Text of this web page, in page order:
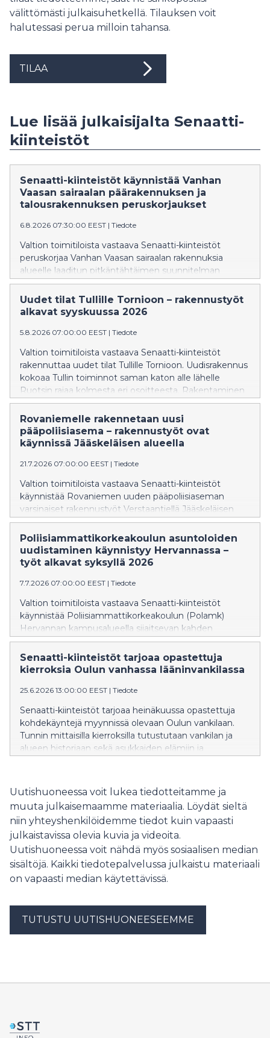
välittömästi julkaisuhetkellä. Tilauksen voit
halutessasi perua milloin tahansa.
TILAA
Lue lisää julkaisijalta Senaatti-
kiinteistöt
Senaatti-kiinteistöt käynnistää Vanhan
Vaasan sairaalan päärakennuksen ja
talousrakennuksen peruskorjaukset
6.8.2026 07:30:00 EEST | Tiedote
Valtion toimitiloista vastaava Senaatti-kiinteistöt
peruskorjaa Vanhan Vaasan sairaalan rakennuksia
alueelle laaditun pitkäntähtäimen suunnitelman
mukaisesti. Nyt on vuorossa päärakennuksen ja
talousrakennuksen peruskorjaukset, jotka käynnistyvät
elokuussa 2026 ja valmistuvat vuoden 2028
Uudet tilat Tullille Tornioon – rakennustyöt
alkavat syyskuussa 2026
5.8.2026 07:00:00 EEST | Tiedote
Valtion toimitiloista vastaava Senaatti-kiinteistöt
rakennuttaa uudet tilat Tullille Tornioon. Uudisrakennus
kokoaa Tullin toiminnot saman katon alle lähelle
Ruotsin rajaa kolmesta eri osoitteesta. Rakentaminen
alkaa alustavan aikataulun mukaan syyskuussa 2026, ja
työt valmistuvat arviolta loppukeväällä 2028.
Rovaniemelle rakennetaan uusi
pääpoliisiasema – rakennustyöt ovat
käynnissä Jääskeläisen alueella
21.7.2026 07:00:00 EEST | Tiedote
Valtion toimitiloista vastaava Senaatti-kiinteistöt
käynnistää Rovaniemen uuden pääpoliisiaseman
varsinaiset rakennustyöt Verstaantiellä Jääskeläisen
alueella Rovaniemellä. Rakennustöiden arvioidaan
valmistuvan syksyllä 2028, minkä jälkeen tilat
kalustetaan ja otetaan käyttöön alkuvuonna 2029.
Poliisiammattikorkeakoulun asuntoloiden
uudistaminen käynnistyy Hervannassa –
työt alkavat syksyllä 2026
7.7.2026 07:00:00 EEST | Tiedote
Valtion toimitiloista vastaava Senaatti-kiinteistöt
käynnistää Poliisiammattikorkeakoulun (Polamk)
Hervannan kampusalueella sijaitsevan kahden
asuntolarakennuksen peruskorjaukset syksyllä 2026.
Alkava peruskorjaus on ensimmäinen vaihe
laajemmassa asuntolatoiminnan uudistamisessa, jolla
majoitustilat poliisin ja Poliisiammattikorkeakoulun
Senaatti-kiinteistöt tarjoaa opastettuja
kierroksia Oulun vanhassa lääninvankilassa
25.6.2026 13:00:00 EEST | Tiedote
Senaatti-kiinteistöt tarjoaa heinäkuussa opastettuja
kohdekäyntejä myynnissä olevaan Oulun vankilaan.
Tunnin mittaisilla kierroksilla tutustutaan vankilan ja
alueen historiaan sekä asukkaiden elämiin ja
Uutishuoneessa voit lukea tiedotteitamme ja
muuta julkaisemaamme materiaalia. Löydät sieltä
niin yhteyshenkilöidemme tiedot kuin vapaasti
julkaistavissa olevia kuvia ja videoita.
Uutishuoneessa voit nähdä myös sosiaalisen median
sisältöjä. Kaikki tiedotepalvelussa julkaistu materiaali
on vapaasti median käytettävissä.
TUTUSTU UUTISHUONEESEEMME